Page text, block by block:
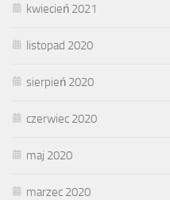
kwiecień 2021
listopad 2020
sierpień 2020
czerwiec 2020
maj 2020
marzec 2020